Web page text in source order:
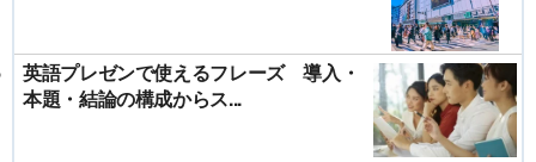
英語プレゼンで使えるフレーズ 導入・
本題・結論の構成からス...